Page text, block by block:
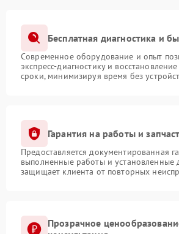
Бесплатная диагностика и
Современное оборудование и опыт
экспресс-диагностику и
сроки, минимизируя время без
Гарантия на работы и
Предоставляется документированная
выполненные работы и установленные
защищает клиента от повторных
Прозрачное